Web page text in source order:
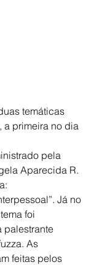
temáticas
a primeira no dia
pela
Aparecida R.
Já no
foi
palestrante
As
feitas pelos